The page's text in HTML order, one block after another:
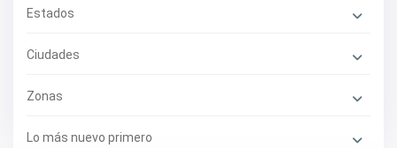
Estados
Ciudades
Zonas
Lo más nuevo primero